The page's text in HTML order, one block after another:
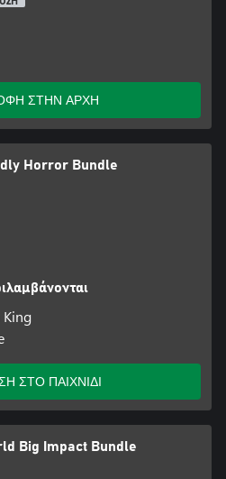
ΣΤΗΝ ΑΡΧΗ
Horror Bundle
King
ΣΤΟ ΠΑΙΧΝΙΔΙ
Big Impact Bundle